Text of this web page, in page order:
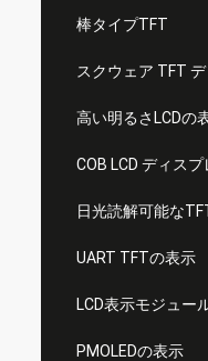
棒タイプTFT
スクウェア TFT
高い明るさLCDの
COB LCD ディスプ
日光読解可能な
UART TFTの表示
LCD表示モジュー
PMOLEDの表示